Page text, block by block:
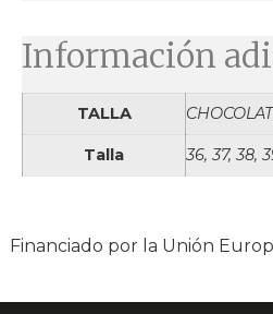
Información
TALLA
Talla 36, 37, 38,
Financiado por la Unión